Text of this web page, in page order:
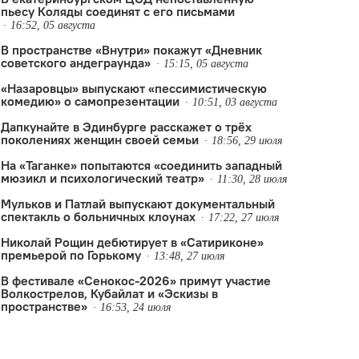
Александрова
пьесу Коляды соединят с его письмами
16:52, 05 августа
В пространстве «Внутри» покажут «Дневник
советского андеграунда»
15:15, 05 августа
«Назаровцы» выпускают «пессимистическую
комедию» о самопрезентации
10:51, 03 августа
Дапкунайте в Эдинбурге расскажет о трёх
поколениях женщин своей семьи
18:56, 29 июля
На «Таганке» попытаются «соединить западный
мюзикл и психологический театр»
11:30, 28 июля
Мульков и Патлай выпускают документальный
спектакль о больничных клоунах
17:22, 27 июля
Николай Рощин дебютирует в «Сатириконе»
премьерой по Горькому
13:48, 27 июля
В фестивале «Сенокос-2026» примут участие
Волкострелов, Кубайлат и «Эскизы в
пространстве»
16:53, 24 июля